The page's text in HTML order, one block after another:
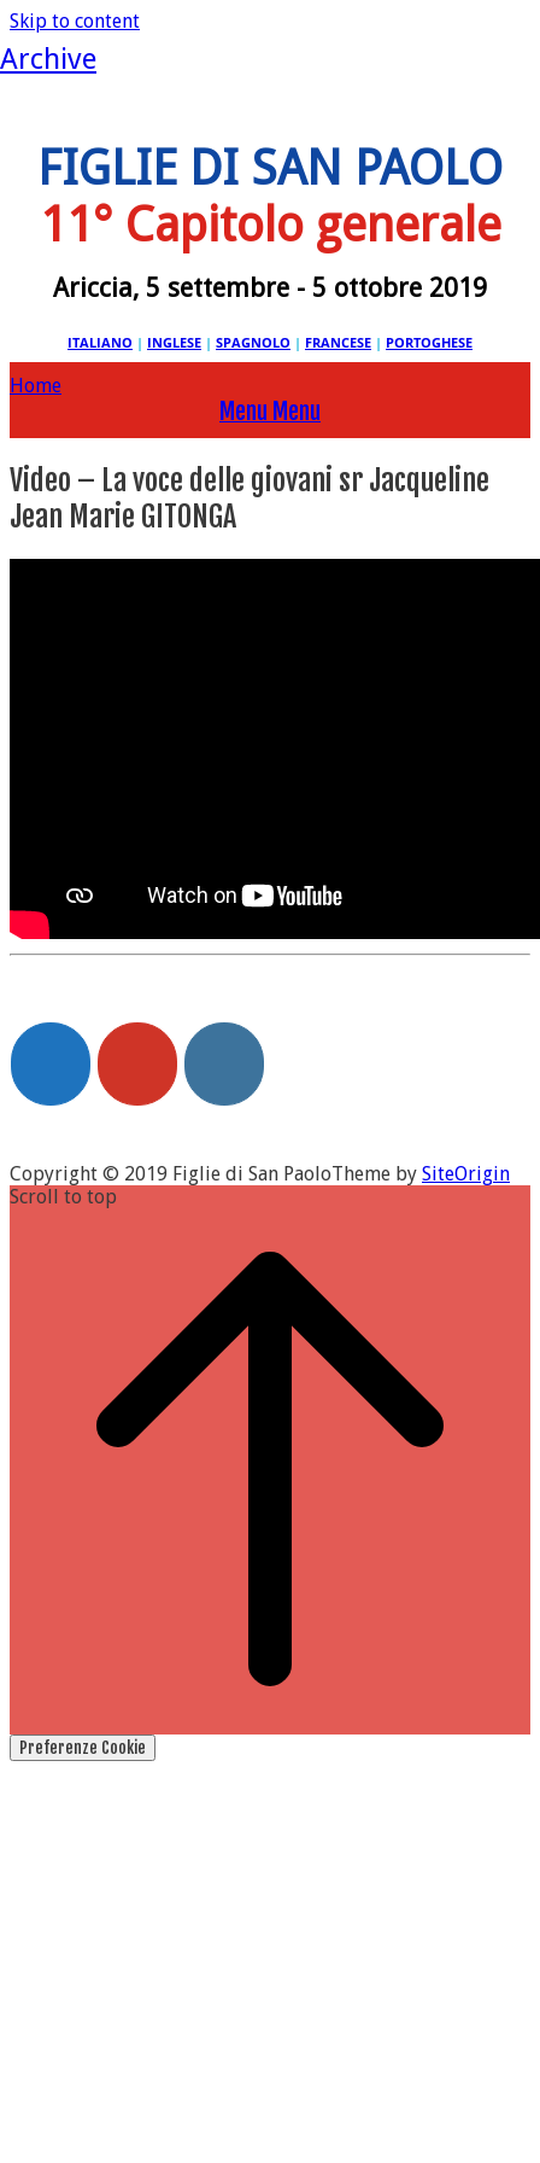
Skip to content
FIGLIE DI SAN PAOLO
11° Capitolo generale
Ariccia, 5 settembre - 5 ottobre 2019
ITALIANO | INGLESE | SPAGNOLO | FRANCESE | PORTOGHESE
Home
Menu Menu
Archive
Video – La voce delle giovani sr Jacqueline
Jean Marie GITONGA
Copyright © 2019 Figlie di San PaoloTheme by SiteOrigin
Scroll to top
Preferenze Cookie